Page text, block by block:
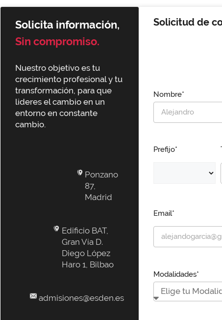
Solicita información,
Sin compromiso.
Nuestro objetivo es tu
crecimiento profesional y tu
transformación, para que
lideres el cambio en un
entorno en constante
cambio.
Ponzano
87,
Madrid
Edificio BAT,
Gran Vía D.
Diego López
Haro 1, Bilbao
admisiones@esden.es
Solicitud de
Nombre*
Prefijo*
Email*
Modalidades*